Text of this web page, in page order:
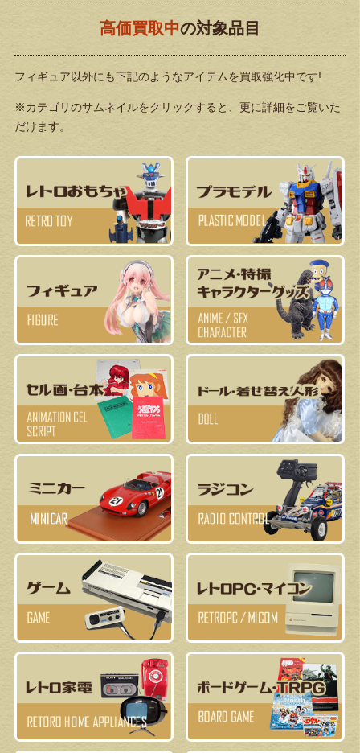
高価買取中の対象品目
フィギュア以外にも下記のようなアイテムを買取強化中です!
※カテゴリのサムネイルをクリックすると、更に詳細をご覧いた
だけます。